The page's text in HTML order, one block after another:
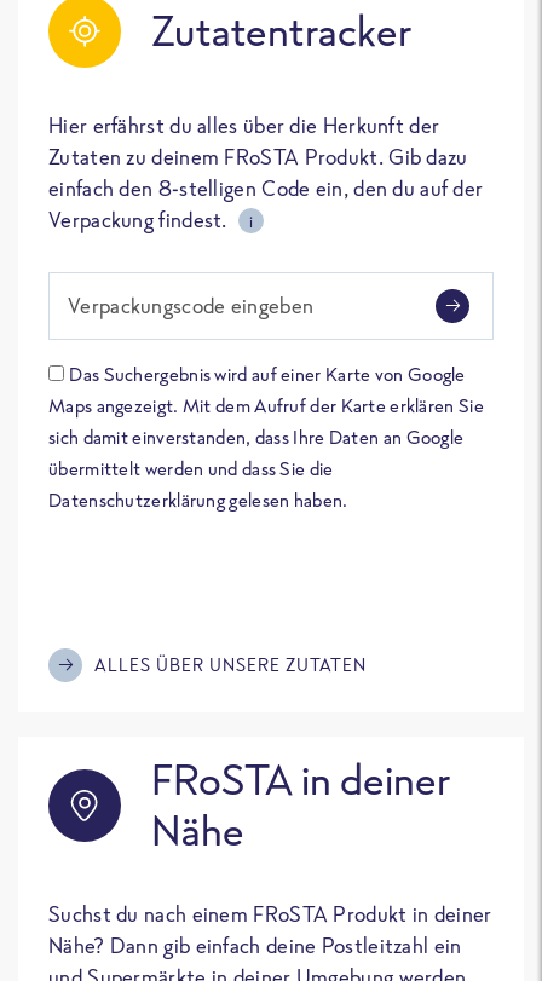
Zutatentracker
Hier erfährst du alles über die Herkunft der
Zutaten zu deinem FRoSTA Produkt. Gib dazu
einfach den 8-stelligen Code ein, den du auf der
Verpackung findest.
i
Verpackungscode eingeben
Das Suchergebnis wird auf einer Karte von Google
Maps angezeigt. Mit dem Aufruf der Karte erklären Sie
sich damit einverstanden, dass Ihre Daten an Google
übermittelt werden und dass Sie die
Datenschutzerklärung gelesen haben.
ALLES ÜBER UNSERE ZUTATEN
FRoSTA in deiner
Nähe
Suchst du nach einem FRoSTA Produkt in deiner
Nähe? Dann gib einfach deine Postleitzahl ein